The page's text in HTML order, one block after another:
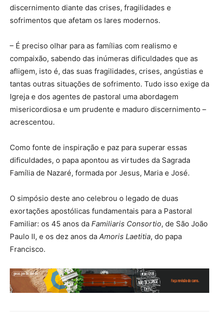
discernimento diante das crises, fragilidades e
sofrimentos que afetam os lares modernos.
– É preciso olhar para as famílias com realismo e
compaixão, sabendo das inúmeras dificuldades que as
afligem, isto é, das suas fragilidades, crises, angústias e
tantas outras situações de sofrimento. Tudo isso exige da
Igreja e dos agentes de pastoral uma abordagem
misericordiosa e um prudente e maduro discernimento –
acrescentou.
Como fonte de inspiração e paz para superar essas
dificuldades, o papa apontou as virtudes da Sagrada
Família de Nazaré, formada por Jesus, Maria e José.
O simpósio deste ano celebrou o legado de duas
exortações apostólicas fundamentais para a Pastoral
Familiar: os 45 anos da Familiaris Consortio, de São João
Paulo II, e os dez anos da Amoris Laetitia, do papa
Francisco.